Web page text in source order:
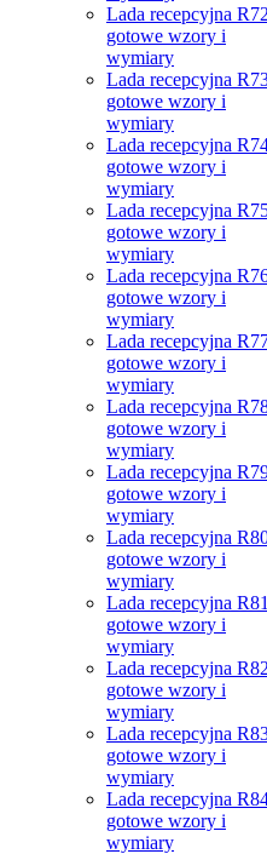
Lada recepcyjna R72
gotowe wzory i
wymiary
Lada recepcyjna
gotowe wzory i
wymiary
Lada recepcyjna
gotowe wzory i
wymiary
Lada recepcyjna
gotowe wzory i
wymiary
Lada recepcyjna
gotowe wzory i
wymiary
Lada recepcyjna
gotowe wzory i
wymiary
Lada recepcyjna
gotowe wzory i
wymiary
Lada recepcyjna
gotowe wzory i
wymiary
Lada recepcyjna
gotowe wzory i
wymiary
Lada recepcyjna R81
gotowe wzory i
wymiary
Lada recepcyjna R82
gotowe wzory i
wymiary
Lada recepcyjna
gotowe wzory i
wymiary
Lada recepcyjna
gotowe wzory i
wymiary